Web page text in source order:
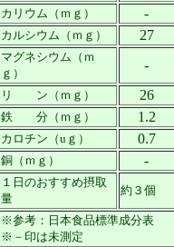
カリウム（ｍｇ） -
カルシウム（ｍｇ） 27
マグネシウム（ｍ
ｇ）
-
リ ン（ｍｇ） 26
鉄 分（ｍｇ） 1.2
カロチン（uｇ） 0.7
銅（ｍｇ） -
１日のおすすめ摂取
量
約３個
※参考：日本食品標準成分表
※－印は未測定